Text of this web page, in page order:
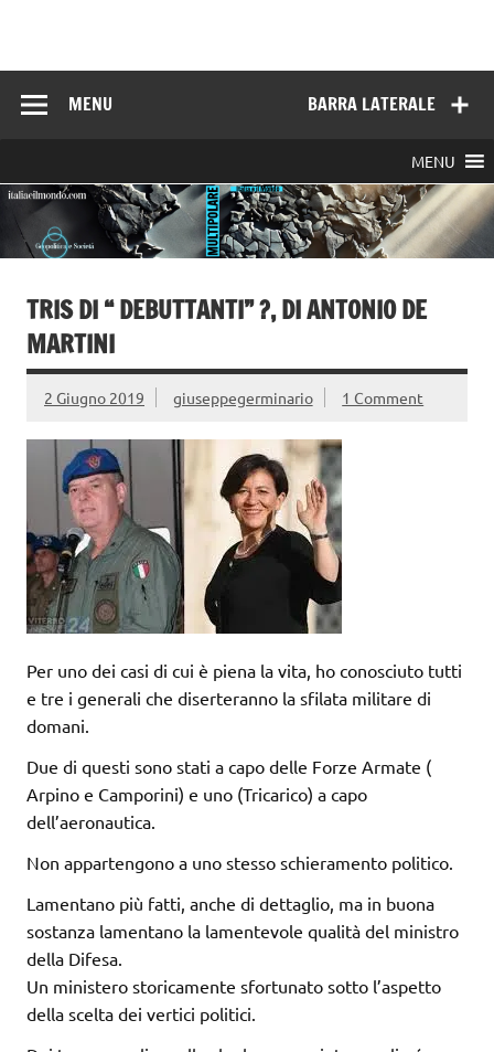
BARRA LATERALE
MENU
MENU
TRIS DI “ DEBUTTANTI” ?, DI ANTONIO DE
MARTINI
2 Giugno 2019 giuseppegerminario 1 Comment
Per uno dei casi di cui è piena la vita, ho conosciuto tutti
e tre i generali che diserteranno la sfilata militare di
domani.
Due di questi sono stati a capo delle Forze Armate (
Arpino e Camporini) e uno (Tricarico) a capo
dell’aeronautica.
Non appartengono a uno stesso schieramento politico.
Lamentano più fatti, anche di dettaglio, ma in buona
sostanza lamentano la lamentevole qualità del ministro
della Difesa.
Un ministero storicamente sfortunato sotto l’aspetto
della scelta dei vertici politici.